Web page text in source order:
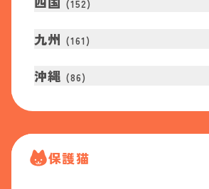
(152)
九州 (161 )
沖縄 (86)
保護猫